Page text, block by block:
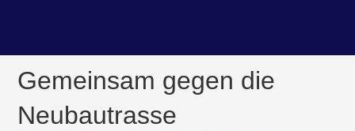
Gemeinsam gegen die
Neubautrasse